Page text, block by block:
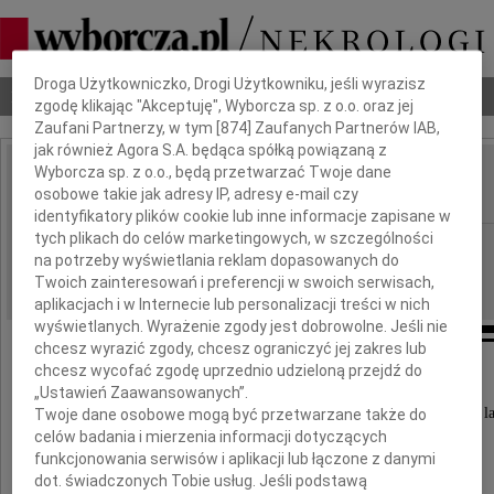
Nekrologi Odeszli Poradnik pogrzebowy
IMIĘ I NAZWISKO: Bronisław Pasierb
REGION: cała Polska
DATA EMISJI: 27.05.2026
Z głębokim żalem zawiadamiamy,
że dnia 20 maja 2026 roku zmarł przeżywszy 92
Dbamy o Twoją prywatność
Droga Użytkowniczko, Drogi Użytkowniku, jeśli wyrazisz
zgodę klikając "Akceptuję", Wyborcza sp. z o.o. oraz jej
Zaufani Partnerzy, w tym [874 ] Zaufanych Partnerów IAB,
jak również Agora S.A. będąca spółką powiązaną z
Wyborcza sp. z o.o., będą przetwarzać Twoje dane
osobowe takie jak adresy IP, adresy e-mail czy
identyfikatory plików cookie lub inne informacje zapisane w
tych plikach do celów marketingowych, w szczególności
na potrzeby wyświetlania reklam dopasowanych do
Twoich zainteresowań i preferencji w swoich serwisach,
aplikacjach i w Internecie lub personalizacji treści w nich
wyświetlanych. Wyrażenie zgody jest dobrowolne. Jeśli nie
chcesz wyrazić zgody, chcesz ograniczyć jej zakres lub
chcesz wycofać zgodę uprzednio udzieloną przejdź do
„Ustawień Zaawansowanych”.
Twoje dane osobowe mogą być przetwarzane także do
celów badania i mierzenia informacji dotyczących
funkcjonowania serwisów i aplikacji lub łączone z danymi
dot. świadczonych Tobie usług. Jeśli podstawą